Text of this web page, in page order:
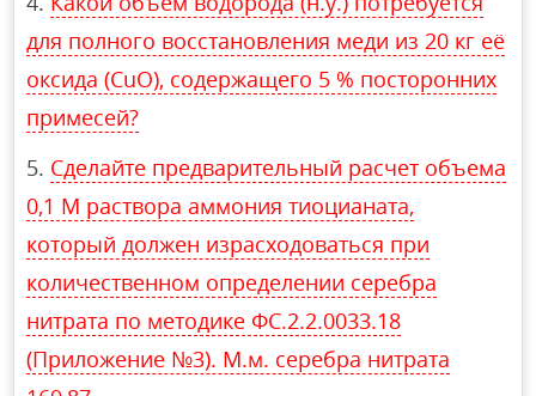
для полного восстановления меди из 20 кг её
оксида (CuO), содержащего 5 % посторонних
примесей?
Сделайте предварительный расчет объема
0,1 М раствора аммония тиоцианата,
который должен израсходоваться при
количественном определении серебра
нитрата по методике ФС.2.2.0033.18
(Приложение №3). М.м. серебра нитрата